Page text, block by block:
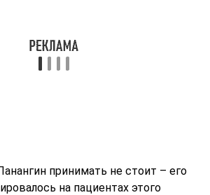
принимать не стоит – его
на пациентах этого